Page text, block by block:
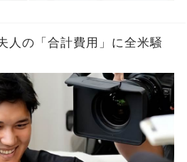
人の「合計費用」に全米騒